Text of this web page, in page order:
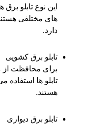
این نوع تابلو
های مختلفی
دارد.
تابلو برق کشویی
برای محافظت از
تابلو ها استفاده
هستند.
تابلو برق دیواری